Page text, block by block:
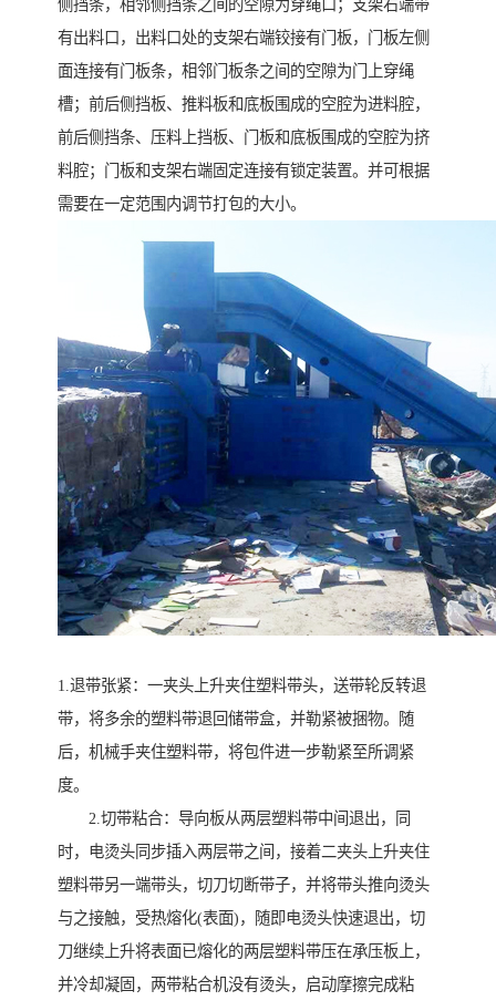
侧挡条，相邻侧挡条之间的空隙为穿绳口；支架右端带
有出料口，出料口处的支架右端铰接有门板，门板左侧
面连接有门板条，相邻门板条之间的空隙为门上穿绳
槽；前后侧挡板、推料板和底板围成的空腔为进料腔，
前后侧挡条、压料上挡板、门板和底板围成的空腔为挤
料腔；门板和支架右端固定连接有锁定装置。并可根据
需要在一定范围内调节打包的大小。
1.退带张紧：一夹头上升夹住塑料带头，送带轮反转退
带，将多余的塑料带退回储带盒，并勒紧被捆物。随
后，机械手夹住塑料带，将包件进一步勒紧至所调紧
度。
2.切带粘合：导向板从两层塑料带中间退出，同
时，电烫头同步插入两层带之间，接着二夹头上升夹住
塑料带另一端带头，切刀切断带子，并将带头推向烫头
与之接触，受热熔化(表面)，随即电烫头快速退出，切
刀继续上升将表面已熔化的两层塑料带压在承压板上，
并冷却凝固，两带粘合机没有烫头，启动摩擦完成粘